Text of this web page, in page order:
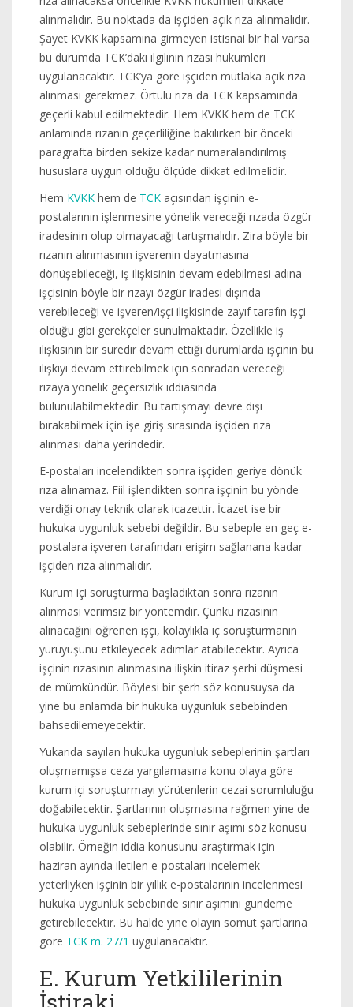
alınmalıdır. Bu noktada da işçiden açık rıza alınmalıdır.
Şayet KVKK kapsamına girmeyen istisnai bir hal varsa
bu durumda TCK’daki ilgilinin rızası hükümleri
uygulanacaktır. TCK’ya göre işçiden mutlaka açık rıza
alınması gerekmez. Örtülü rıza da TCK kapsamında
geçerli kabul edilmektedir. Hem KVKK hem de TCK
anlamında rızanın geçerliliğine bakılırken bir önceki
paragrafta birden sekize kadar numaralandırılmış
hususlara uygun olduğu ölçüde dikkat edilmelidir.
Hem KVKK hem de TCK açısından işçinin e-
postalarının işlenmesine yönelik vereceği rızada özgür
iradesinin olup olmayacağı tartışmalıdır. Zira böyle bir
rızanın alınmasının işverenin dayatmasına
dönüşebileceği, iş ilişkisinin devam edebilmesi adına
işçisinin böyle bir rızayı özgür iradesi dışında
verebileceği ve işveren/işçi ilişkisinde zayıf tarafın işçi
olduğu gibi gerekçeler sunulmaktadır. Özellikle iş
ilişkisinin bir süredir devam ettiği durumlarda işçinin bu
ilişkiyi devam ettirebilmek için sonradan vereceği
rızaya yönelik geçersizlik iddiasında
bulunulabilmektedir. Bu tartışmayı devre dışı
bırakabilmek için işe giriş sırasında işçiden rıza
alınması daha yerindedir.
E-postaları incelendikten sonra işçiden geriye dönük
rıza alınamaz. Fiil işlendikten sonra işçinin bu yönde
verdiği onay teknik olarak icazettir. İcazet ise bir
hukuka uygunluk sebebi değildir. Bu sebeple en geç e-
postalara işveren tarafından erişim sağlanana kadar
işçiden rıza alınmalıdır.
Kurum içi soruşturma başladıktan sonra rızanın
alınması verimsiz bir yöntemdir. Çünkü rızasının
alınacağını öğrenen işçi, kolaylıkla iç soruşturmanın
yürüyüşünü etkileyecek adımlar atabilecektir. Ayrıca
işçinin rızasının alınmasına ilişkin itiraz şerhi düşmesi
de mümkündür. Böylesi bir şerh söz konusuysa da
yine bu anlamda bir hukuka uygunluk sebebinden
bahsedilemeyecektir.
Yukarıda sayılan hukuka uygunluk sebeplerinin şartları
oluşmamışsa ceza yargılamasına konu olaya göre
kurum içi soruşturmayı yürütenlerin cezai sorumluluğu
doğabilecektir. Şartlarının oluşmasına rağmen yine de
hukuka uygunluk sebeplerinde sınır aşımı söz konusu
olabilir. Örneğin iddia konusunu araştırmak için
haziran ayında iletilen e-postaları incelemek
yeterliyken işçinin bir yıllık e-postalarının incelenmesi
hukuka uygunluk sebebinde sınır aşımını gündeme
getirebilecektir. Bu halde yine olayın somut şartlarına
göre TCK m. 27/1 uygulanacaktır.
E. Kurum Yetkililerinin